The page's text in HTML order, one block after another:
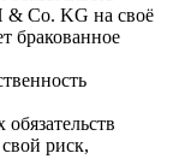
& Со. KG на своё
бракованное
риск,